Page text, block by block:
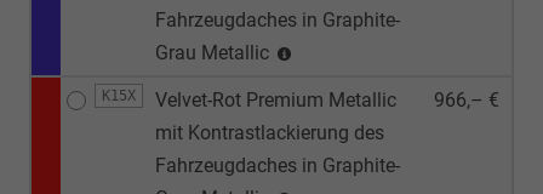
Fahrzeugdaches in Graphite-
Grau Metallic
K15X
Velvet-Rot Premium Metallic
mit Kontrastlackierung des
Fahrzeugdaches in Graphite-
966,– €